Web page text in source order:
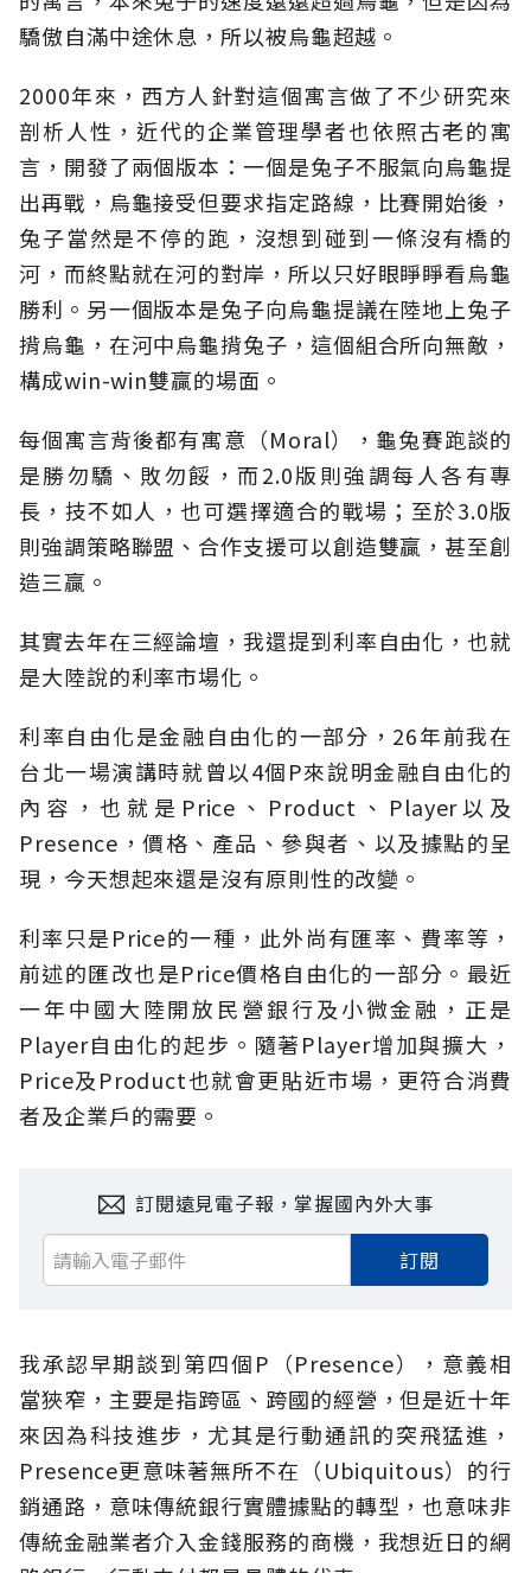
驕傲自滿中途休息，所以被烏龜超越。
2000年來，西方人針對這個寓言做了不少研究來
剖析人性，近代的企業管理學者也依照古老的寓
言，開發了兩個版本：一個是兔子不服氣向烏龜提
出再戰，烏龜接受但要求指定路線，比賽開始後，
兔子當然是不停的跑，沒想到碰到一條沒有橋的
河，而終點就在河的對岸，所以只好眼睜睜看烏龜
勝利。另一個版本是兔子向烏龜提議在陸地上兔子
揹烏龜，在河中烏龜揹兔子，這個組合所向無敵，
構成win-win雙贏的場面。
每個寓言背後都有寓意（Moral），龜兔賽跑談的
是勝勿驕、敗勿餒，而2.0版則強調每人各有專
長，技不如人，也可選擇適合的戰場；至於3.0版
則強調策略聯盟、合作支援可以創造雙贏，甚至創
造三贏。
其實去年在三經論壇，我還提到利率自由化，也就
是大陸說的利率市場化。
利率自由化是金融自由化的一部分，26年前我在
台北一場演講時就曾以4個P來說明金融自由化的
內容，也就是Price、Product、Player以及
Presence，價格、產品、參與者、以及據點的呈
現，今天想起來還是沒有原則性的改變。
利率只是Price的一種，此外尚有匯率、費率等，
前述的匯改也是Price價格自由化的一部分。最近
一年中國大陸開放民營銀行及小微金融，正是
Player自由化的起步。隨著Player增加與擴大，
Price及Product也就會更貼近市場，更符合消費
者及企業戶的需要。
訂閱遠見電子報，掌握國內外大事
訂閱
我承認早期談到第四個P（Presence），意義相
當狹窄，主要是指跨區、跨國的經營，但是近十年
來因為科技進步，尤其是行動通訊的突飛猛進，
Presence更意味著無所不在（Ubiquitous）的行
銷通路，意味傳統銀行實體據點的轉型，也意味非
傳統金融業者介入金錢服務的商機，我想近日的網